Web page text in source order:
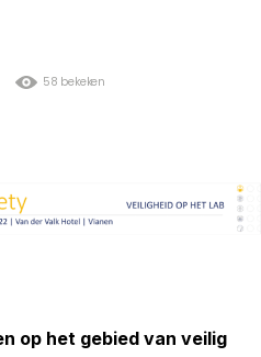
58 bekeken
op het gebied van veilig